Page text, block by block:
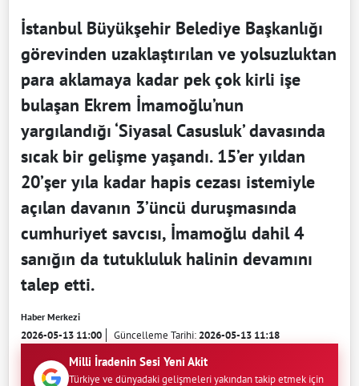
İstanbul Büyükşehir Belediye Başkanlığı
görevinden uzaklaştırılan ve yolsuzluktan
para aklamaya kadar pek çok kirli işe
bulaşan Ekrem İmamoğlu’nun
yargılandığı ‘Siyasal Casusluk’ davasında
sıcak bir gelişme yaşandı. 15’er yıldan
20’şer yıla kadar hapis cezası istemiyle
açılan davanın 3’üncü duruşmasında
cumhuriyet savcısı, İmamoğlu dahil 4
sanığın da tutukluluk halinin devamını
talep etti.
Haber Merkezi
2026-05-13 11:00 Güncelleme Tarihi:2026-05-13 11:18
Milli İradenin Sesi Yeni Akit
Türkiye ve dünyadaki gelişmeleri yakından takip etmek için